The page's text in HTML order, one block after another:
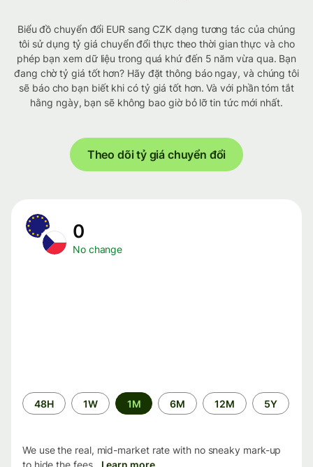
Biểu đồ chuyển đổi EUR sang CZK dạng tương tác của chúng
tôi sử dụng tỷ giá chuyển đổi thực theo thời gian thực và cho
phép bạn xem dữ liệu trong quá khứ đến 5 năm vừa qua. Bạn
đang chờ tỷ giá tốt hơn? Hãy đặt thông báo ngay, và chúng tôi
sẽ báo cho bạn biết khi có tỷ giá tốt hơn. Và với phần tóm tắt
hằng ngày, bạn sẽ không bao giờ bỏ lỡ tin tức mới nhất.
Theo dõi tỷ giá chuyển đổi
0
No change
Time
period
48H 1W 1M 6M 12M 5Y
We use the real, mid-market rate with no sneaky mark-up